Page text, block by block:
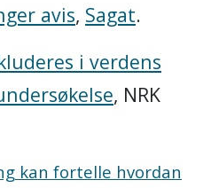
avis, Sagat.
i verdens
, NRK
kan fortelle hvordan